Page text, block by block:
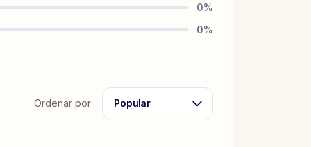
0%
0%
Ordenar por Popular